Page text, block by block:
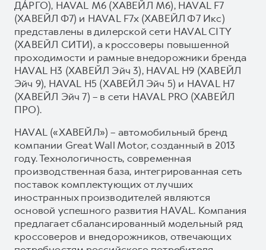
ДА́РГО), HAVAL М6 (ХАВЕЙЛ M6), HAVAL F7
(ХАВЕЙЛ Ф7) и HAVAL F7x (ХАВЕЙЛ Ф7 Икс)
представлены в дилерской сети HAVAL CITY
(ХАВЕЙЛ СИТИ), а кроссоверы повышенной
проходимости и рамные внедорожники бренда
HAVAL H3 (ХАВЕЙЛ Эйч 3), HAVAL H9 (ХАВЕЙЛ
Эйч 9), HAVAL H5 (ХАВЕЙЛ Эйч 5) и HAVAL H7
(ХАВЕЙЛ Эйч 7) – в сети HAVAL PRO (ХАВЕЙЛ
ПРО).
HAVAL («ХАВЕЙЛ») – автомобильный бренд
компании Great Wall Motor, созданный в 2013
году. Технологичность, современная
производственная база, интегрированная сеть
поставок комплектующих от лучших
иностранных производителей являются
основой успешного развития HAVAL. Компания
предлагает сбалансированный модельный ряд
кроссоверов и внедорожников, отвечающих